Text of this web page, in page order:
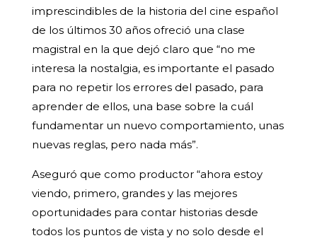
imprescindibles de la historia del cine español
de los últimos 30 años ofreció una clase
magistral en la que dejó claro que “no me
interesa la nostalgia, es importante el pasado
para no repetir los errores del pasado, para
aprender de ellos, una base sobre la cuál
fundamentar un nuevo comportamiento, unas
nuevas reglas, pero nada más”.
Aseguró que como productor “ahora estoy
viendo, primero, grandes y las mejores
oportunidades para contar historias desde
todos los puntos de vista y no solo desde el